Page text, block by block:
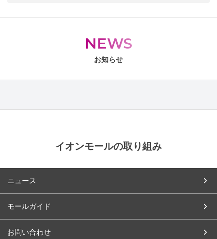
NEWS
お知らせ
イオンモールの取り組み
ニュース
モールガイド
お問い合わせ